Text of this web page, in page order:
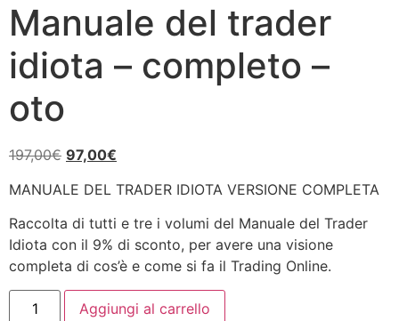
Manuale del trader
idiota – completo –
oto
197,00€ 97,00€
MANUALE DEL TRADER IDIOTA VERSIONE COMPLETA
Raccolta di tutti e tre i volumi del Manuale del Trader
Idiota con il 9% di sconto, per avere una visione
completa di cos’è e come si fa il Trading Online.
Aggiungi al carrello